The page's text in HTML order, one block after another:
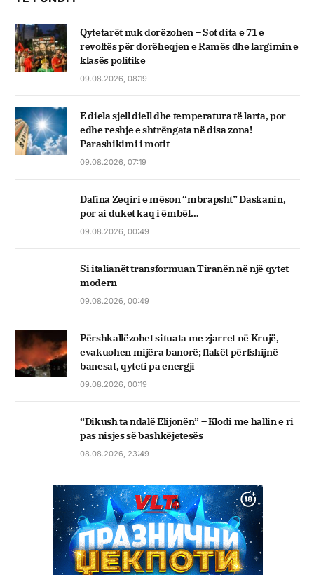
Qytetarët nuk dorëzohen – Sot dita e 71 e
revoltës për dorëheqjen e Ramës dhe largimin e
klasës politike
09.08.2026, 08:19
E diela sjell diell dhe temperatura të larta, por
edhe reshje e shtrëngata në disa zona!
Parashikimi i motit
09.08.2026, 07:19
Dafina Zeqiri e mëson “mbrapsht” Daskanin,
por ai duket kaq i ëmbël…
09.08.2026, 00:49
Si italianët transformuan Tiranën në një qytet
modern
09.08.2026, 00:49
Përshkallëzohet situata me zjarret në Krujë,
evakuohen mijëra banorë; flakët përfshijnë
banesat, qyteti pa energji
09.08.2026, 00:19
“Dikush ta ndalë Elijonën” – Klodi me hallin e ri
pas nisjes së bashkëjetesës
08.08.2026, 23:49